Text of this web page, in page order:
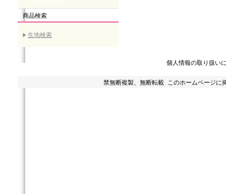
商品検索
生地検索
個人情報の取り扱い
禁無断複製、無断転載 このホームページに